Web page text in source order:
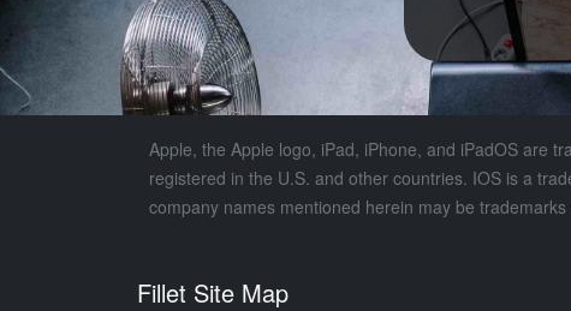
Apple, the Apple logo, iPad, iPhone, and iPadOS are
registered in the U.S. and other countries. IOS is a
company names mentioned herein may be
Fillet Site Map